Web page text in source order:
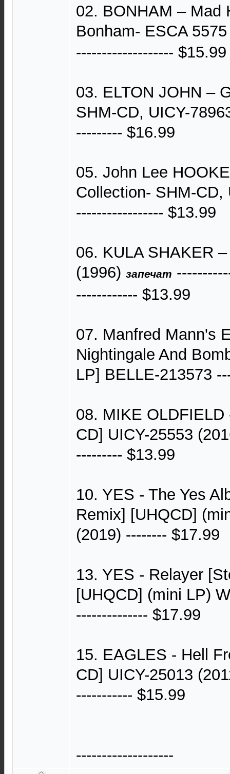
02. BONHAM – Mad
Bonham- ESCA
------------------- $15.99
03. ELTON JOHN –
SHM-CD, UICY-
--------- $16.99
05. John Lee
Collection- SHM-CD,
----------------- $13.99
06. KULA SHAKER
(1996) запечат
------------ $13.99
07. Manfred Mann's
Nightingale And
LP] BELLE-213573
08. MIKE
CD] UICY-25553
--------- $13.99
10. YES - The Yes
Remix] [UHQCD]
(2019) -------- $17.99
13. YES - Relayer
[UHQCD] (mini LP)
-------------- $17.99
15. EAGLES - Hell
CD] UICY-25013
----------- $15.99
-------------------